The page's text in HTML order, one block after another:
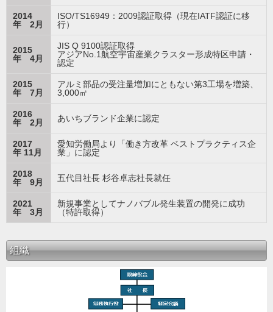
2014
年 2月
ISO/TS16949：2009認証取得（現在IATF認証に移
行）
2015
年 4月
JIS Q 9100認証取得
アジアNo.1航空宇宙産業クラスター形成特区申請・
認定
2015
年 7月
アルミ部品の受注量増加にともない第3工場を増築、
3,000㎡
2016
年 2月
あいちブランド企業に認定
2017
年 11月
愛知労働局より「働き方改革 ベストプラクティス企
業」に認定
2018
年 9月
五代目社長 杉谷卓志社長就任
2021
年 3月
新規事業としてナノバブル発生装置の開発に成功
（特許取得）
組織